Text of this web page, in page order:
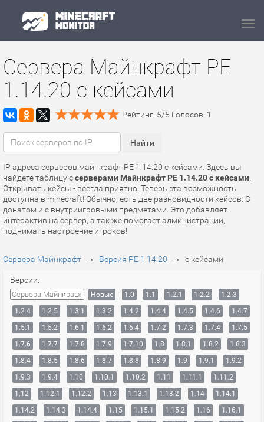
Сервера Майнкрафт PE
1.14.20 с кейсами
Рейтинг: 5/5 Голосов: 1
IP адреса серверов майнкрафт PE 1.14.20 с кейсами. Здесь вы
найдете таблицу ссерверами Майнкрафт PE 1.14.20 с кейсами
Открывать кейсы - всегда приятно. Теперь эта возможность
доступна в minecraft! Обычно, есть две разновидности кейсов: С
донатом и с внутриигровыми предметами. Это добавляет
интерактив на сервер, а так же помогает администрации,
поднимать настроение игроков!
Сервера Майнкрафт → Версия PE 1.14.20 → с кейсами
Версии:
Сервера Майнкрафт Новые 1.0 1.1 1.2.1 1.2.2
1.2.3
1.2.4
1.2.5 1.3.1 1.3.2 1.4.2 1.4.4 1.4.5 1.4.6
1.4.7
1.5.1
1.5.2 1.6.1 1.6.2 1.6.4 1.7.2 1.7.3 1.7.4
1.7.5
1.7.6
1.7.7 1.7.8 1.7.9 1.7.10 1.8 1.8.1 1.8.2
1.8.3
1.8.4
1.8.5 1.8.6 1.8.7 1.8.8 1.8.9 1.9 1.9.1
1.9.2
1.9.3
1.9.4 1.10 1.10.1 1.10.2 1.11 1.11.1
1.11.2
1.12
1.12.1 1.12.2 1.13 1.13.1 1.13.2 1.14
1.14.1
1.14.2
1.14.3 1.14.4 1.15 1.15.1 1.15.2 1.16
1.16.1